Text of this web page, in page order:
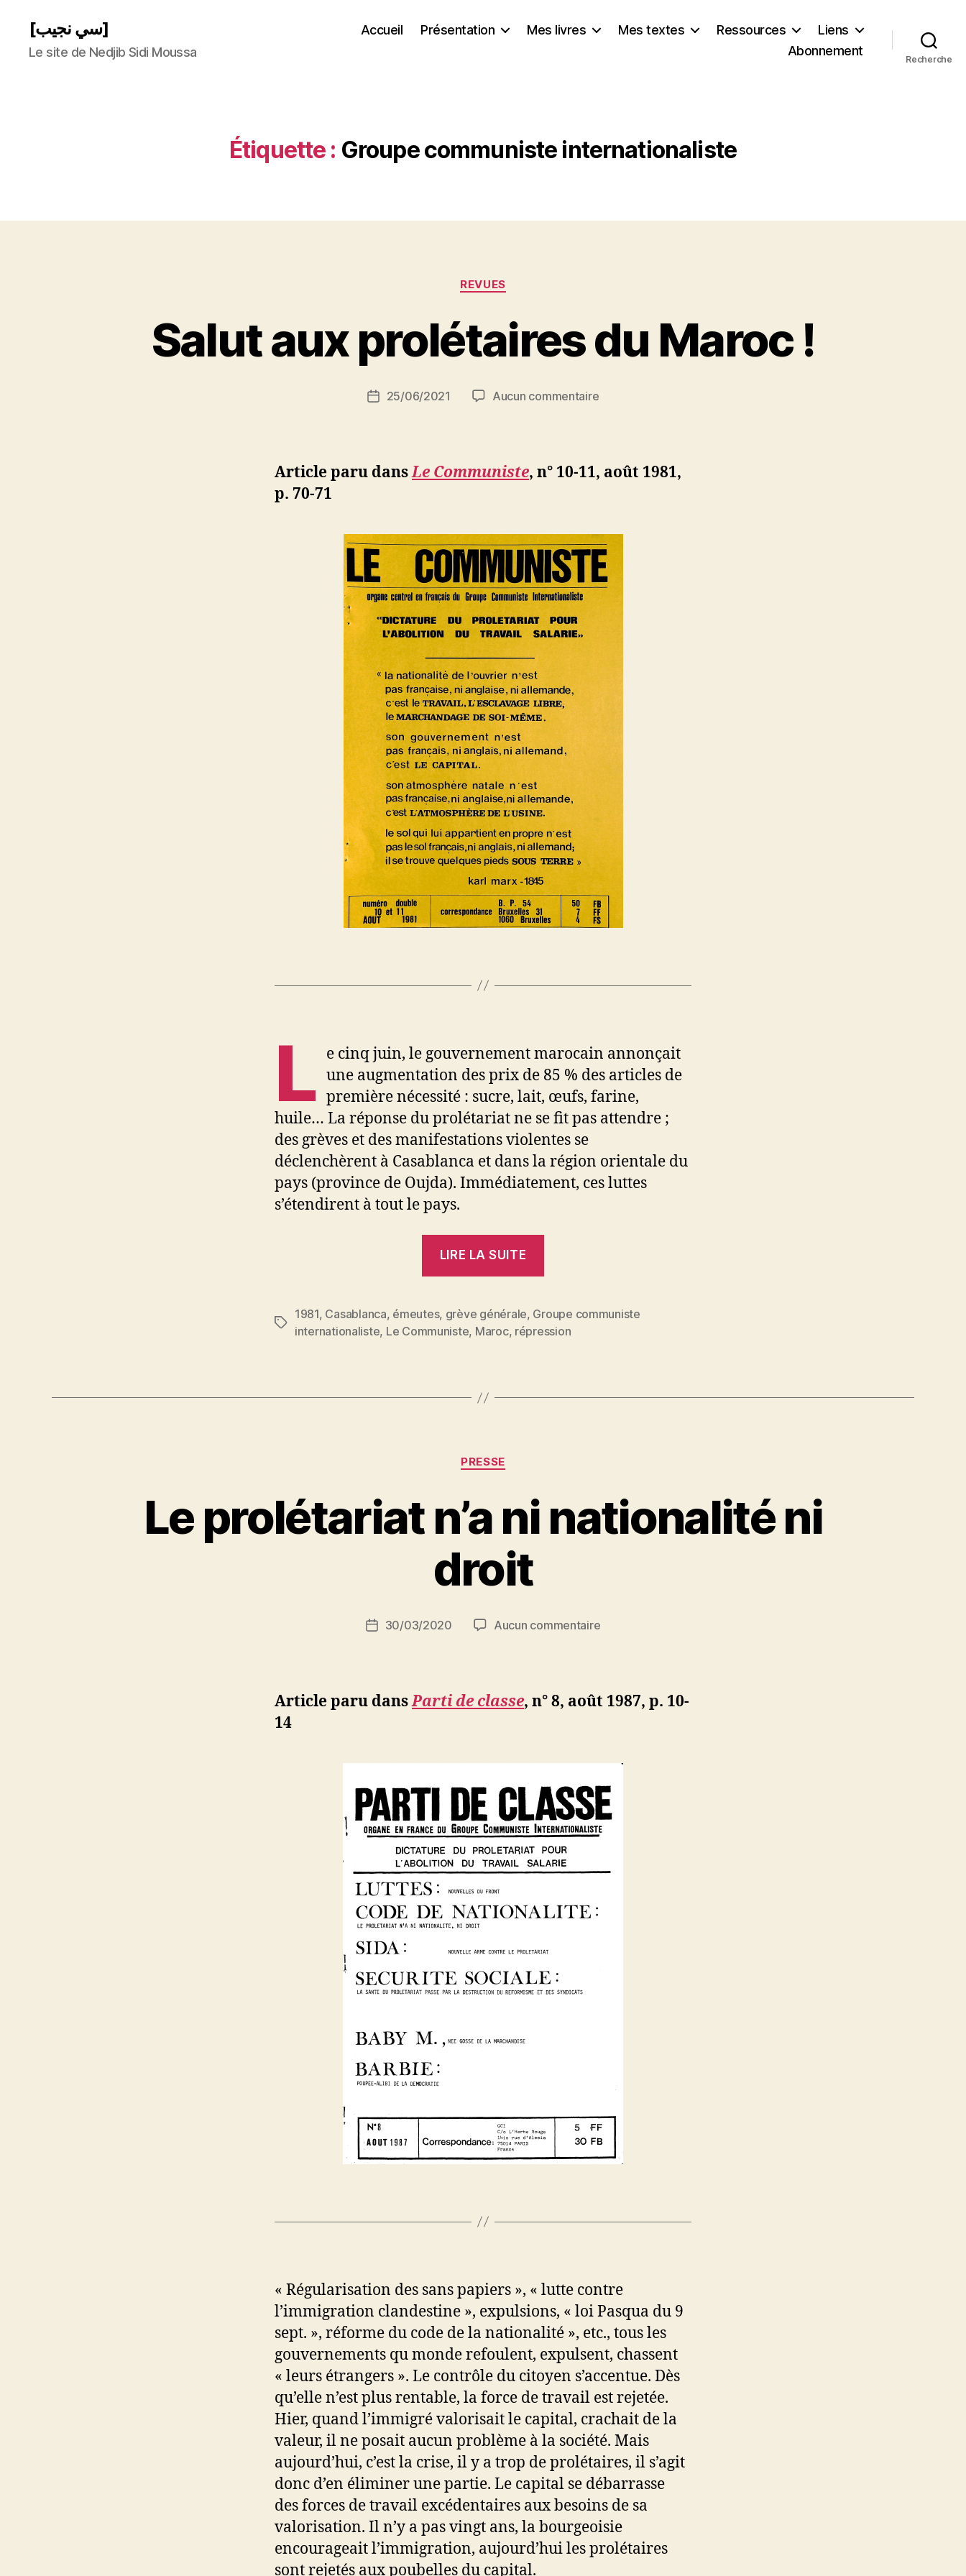
[سي نجيب]
Le site de Nedjib Sidi Moussa
Accueil Présentation Mes livres Mes textes Ressources
Liens
Abonnement
Recherche
Étiquette : Groupe communiste internationaliste
Catégories
REVUES
Salut aux prolétaires du Maroc !
a
N
b
Date25/06/2021 Aucun commentairesur
Maroc
Article paru dansLe Communiste, n° 10-11, août 1981,
p. 70-71
L e cinq juin, le gouvernement marocain annonçait
une augmentation des prix de 85 % des articles de
première nécessité : sucre, lait, œufs, farine,
huile… La réponse du prolétariat ne se fit pas attendre ;
des grèves et des manifestations violentes se
déclenchèrent à Casablanca et dans la région orientale du
pays (province de Oujda). Immédiatement, ces luttes
s’étendirent à tout le pays.
LIRE LA SUITE
du
Maroc
Étiquettes
1981, Casablanca, émeutes, grève générale, Groupe communiste
internationaliste, Le Communiste, Maroc, répression
Catégories
PRESSE
Le prolétariat n’a ni nationalité ni
droit
Auteur
a
N
b
Date30/03/2020 Aucun commentairesur
ni
nationalité
Article paru dansParti de classe, n° 8, août 1987, p. 10-
14
« Régularisation des sans papiers », « lutte contre
l’immigration clandestine », expulsions, « loi Pasqua du 9
sept. », réforme du code de la nationalité », etc., tous les
gouvernements qu monde refoulent, expulsent, chassent
« leurs étrangers ». Le contrôle du citoyen s’accentue. Dès
qu’elle n’est plus rentable, la force de travail est rejetée.
Hier, quand l’immigré valorisait le capital, crachait de la
valeur, il ne posait aucun problème à la société. Mais
aujourd’hui, c’est la crise, il y a trop de prolétaires, il s’agit
donc d’en éliminer une partie. Le capital se débarrasse
des forces de travail excédentaires aux besoins de sa
valorisation. Il n’y a pas vingt ans, la bourgeoisie
encourageait l’immigration, aujourd’hui les prolétaires
sont rejetés aux poubelles du capital.